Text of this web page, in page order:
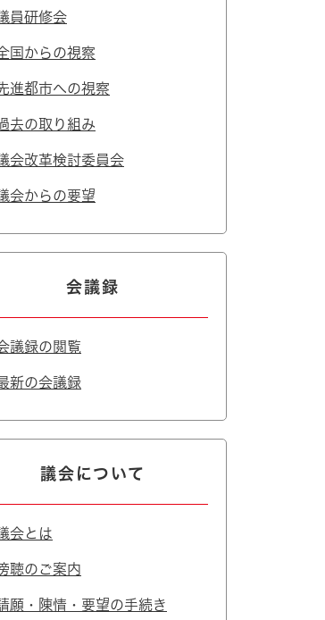
員研修会
国からの視察
進都市への視察
去の取り組み
会改革検討委員会
会からの要望
会議録
議録の閲覧
新の会議録
議会について
会とは
聴のご案内
願・陳情・要望の手続き